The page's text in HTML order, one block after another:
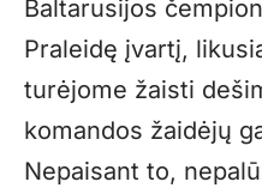
Baltarusijos
Praleidę įvartį,
turėjome žaisti
komandos žaidėjų
Nepaisant to,